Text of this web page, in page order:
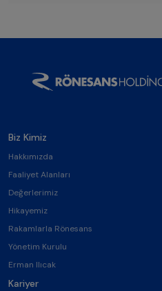
Biz Kimiz
Hakkımızda
Faaliyet Alanları
Değerlerimiz
Hikayemiz
Rakamlarla Rönesans
Yönetim Kurulu
Erman Ilıcak
Kariyer